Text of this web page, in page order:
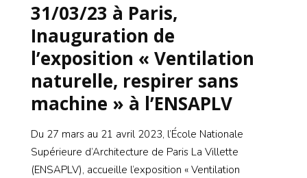
31/03/23 à Paris,
Inauguration de
l’exposition « Ventilation
naturelle, respirer sans
machine » à l’ENSAPLV
Du 27 mars au 21 avril 2023, l’École Nationale
Supérieure d’Architecture de Paris La Villette
(ENSAPLV), accueille l’exposition « Ventilation